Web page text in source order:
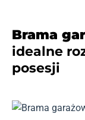
Brama
idealne
posesji